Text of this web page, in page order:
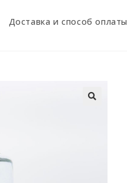
Доставка и способ оплаты